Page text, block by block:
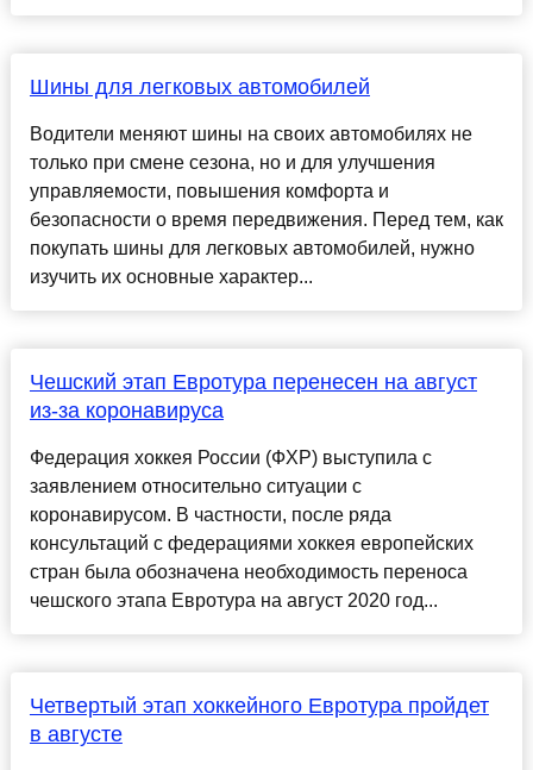
Шины для легковых автомобилей
Водители меняют шины на своих автомобилях не
только при смене сезона, но и для улучшения
управляемости, повышения комфорта и
безопасности о время передвижения. Перед тем, как
покупать шины для легковых автомобилей, нужно
изучить их основные характер...
Чешский этап Евротура перенесен на август
из-за коронавируса
Федерация хоккея России (ФХР) выступила с
заявлением относительно ситуации с
коронавирусом. В частности, после ряда
консультаций с федерациями хоккея европейских
стран была обозначена необходимость переноса
чешского этапа Евротура на август 2020 год...
Четвертый этап хоккейного Евротура пройдет
в августе